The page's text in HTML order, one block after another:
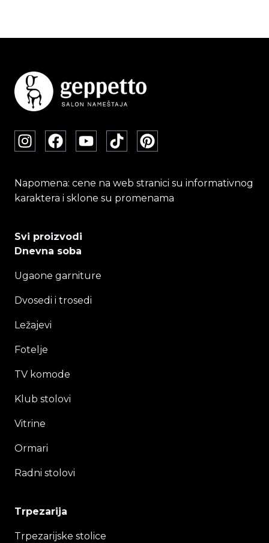
Opcije
izabrane
na
stranici
proizvoda.
Napomena: cene na web stranici su informativnog
karaktera i sklone su promenama
Svi proizvodi
Dnevna soba
Ugaone garniture
Dvosedi i trosedi
Ležajevi
Fotelje
TV komode
Klub stolovi
Vitrine
Ormari
Radni stolovi
Trpezarija
Trpezarijske stolice